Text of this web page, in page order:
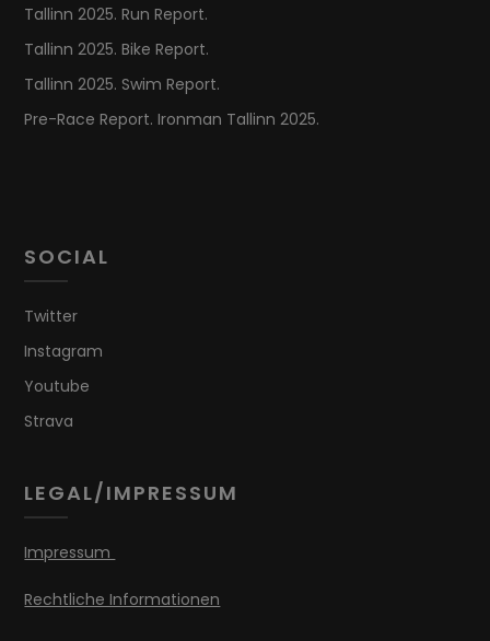
Tallinn 2025. Run Report.
Tallinn 2025. Bike Report.
Tallinn 2025. Swim Report.
Pre-Race Report. Ironman Tallinn 2025.
SOCIAL
Twitter
Instagram
Youtube
Strava
LEGAL/IMPRESSUM
Impressum
Rechtliche Informationen